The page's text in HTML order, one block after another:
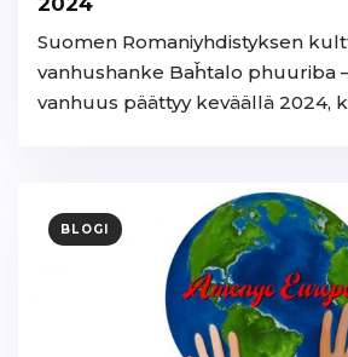
Suomen Romaniyhdistyksen
vanhushanke Baȟtalo phuuriba
vanhuus päättyy keväällä 2024,
BLOGI